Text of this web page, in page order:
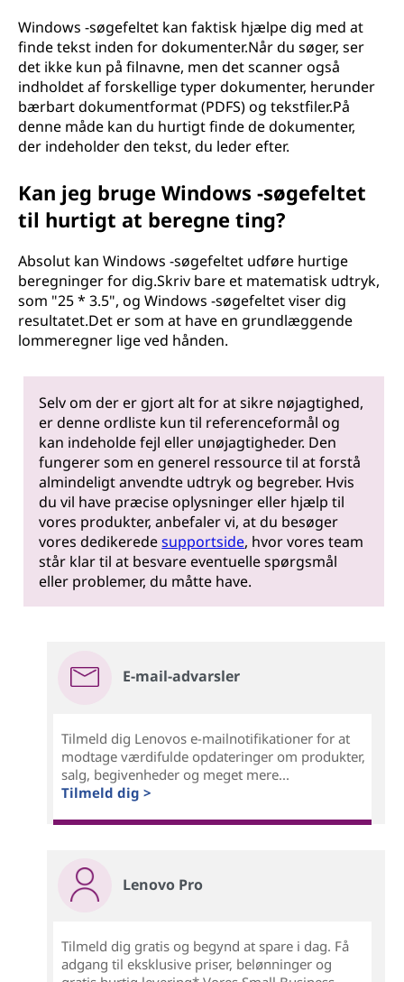
Windows -søgefeltet kan faktisk hjælpe dig med at
finde tekst inden for dokumenter.Når du søger, ser
det ikke kun på filnavne, men det scanner også
indholdet af forskellige typer dokumenter, herunder
bærbart dokumentformat (PDFS) og tekstfiler.På
denne måde kan du hurtigt finde de dokumenter,
der indeholder den tekst, du leder efter.
Kan jeg bruge Windows -søgefeltet
til hurtigt at beregne ting?
Absolut kan Windows -søgefeltet udføre hurtige
beregninger for dig.Skriv bare et matematisk udtryk,
som "25 * 3.5", og Windows -søgefeltet viser dig
resultatet.Det er som at have en grundlæggende
lommeregner lige ved hånden.
Selv om der er gjort alt for at sikre nøjagtighed,
er denne ordliste kun til referenceformål og
kan indeholde fejl eller unøjagtigheder. Den
fungerer som en generel ressource til at forstå
almindeligt anvendte udtryk og begreber. Hvis
du vil have præcise oplysninger eller hjælp til
vores produkter, anbefaler vi, at du besøger
vores dedikeredesupportside, hvor vores team
står klar til at besvare eventuelle spørgsmål
eller problemer, du måtte have.
E-mail-advarsler
Tilmeld dig Lenovos e-mailnotifikationer for at
modtage værdifulde opdateringer om produkter,
salg, begivenheder og meget mere...
Tilmeld dig >
Lenovo Pro
Tilmeld dig gratis og begynd at spare i dag. Få
adgang til eksklusive priser, belønninger og